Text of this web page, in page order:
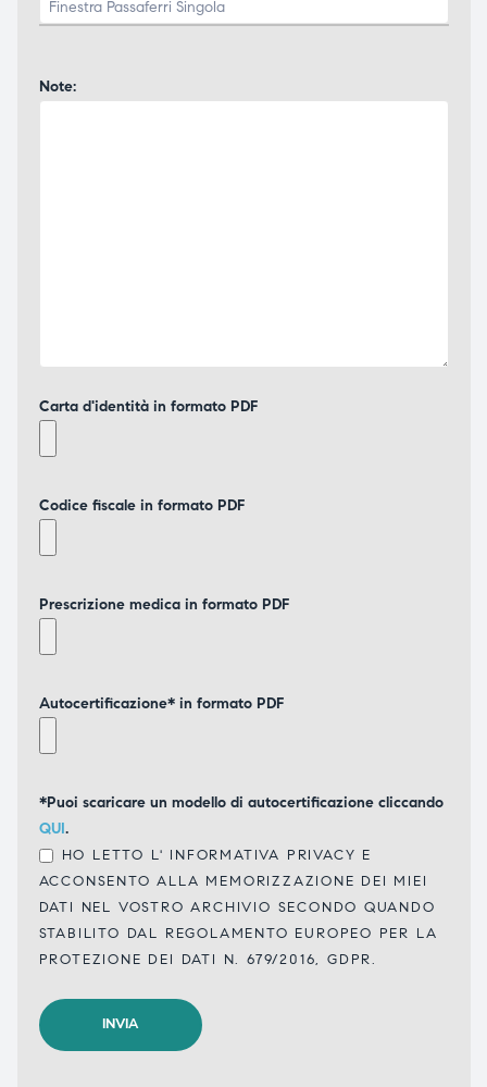
Note:
Carta d'identità in formato PDF
Codice fiscale in formato PDF
Prescrizione medica in formato PDF
Autocertificazione* in formato PDF
*Puoi scaricare un modello di autocertificazione cliccando
QUI.
HO LETTO L' INFORMATIVA PRIVACY E
ACCONSENTO ALLA MEMORIZZAZIONE DEI MIEI
DATI NEL VOSTRO ARCHIVIO SECONDO QUANDO
STABILITO DAL REGOLAMENTO EUROPEO PER LA
PROTEZIONE DEI DATI N. 679/2016, GDPR.